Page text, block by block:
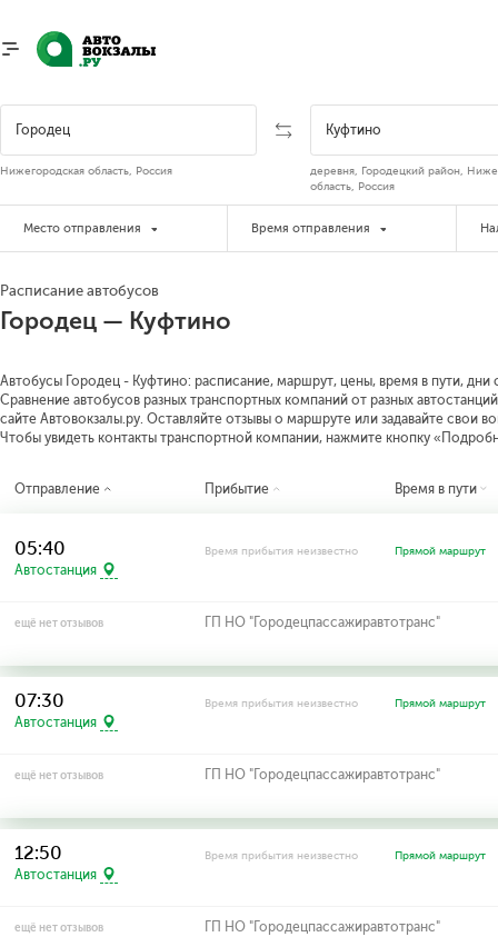
Нижегородская область, Россия
деревня, Городецкий район,
область, Россия
Место отправления Время отправления
Расписание автобусов
Городец — Куфтино
Автобусы Городец - Куфтино: расписание, маршрут, цены, время в пути, дни
Сравнение автобусов разных транспортных компаний от разных
сайте Автовокзалы.ру. Оставляйте отзывы о маршруте или задавайте свои
Чтобы увидеть контакты транспортной компании, нажмите кнопку
Отправление Прибытие Время в пути
05:40
Автостанция
Время прибытия неизвестно Прямой маршрут
ещё нет отзывов ГП НО "Городецпассажиравтотранс"
07:30
Автостанция
Время прибытия неизвестно Прямой маршрут
ещё нет отзывов ГП НО "Городецпассажиравтотранс"
12:50
Автостанция
Время прибытия неизвестно Прямой маршрут
ещё нет отзывов ГП НО "Городецпассажиравтотранс"